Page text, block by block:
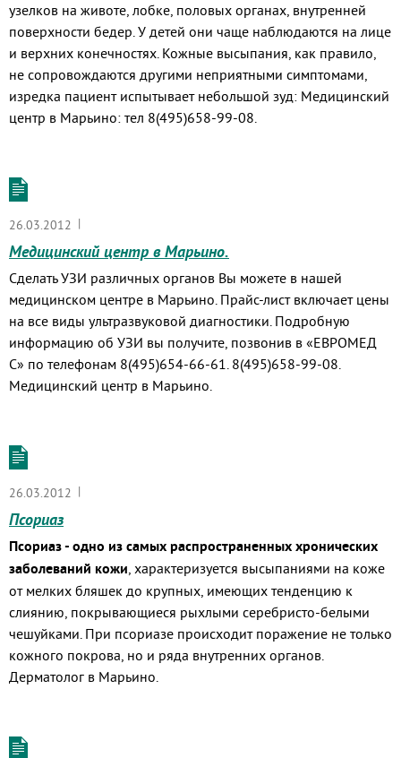
узелков на животе, лобке, половых органах, внутренней
поверхности бедер. У детей они чаще наблюдаются на лице
и верхних конечностях. Кожные высыпания, как правило,
не сопровождаются другими неприятными симптомами,
изредка пациент испытывает небольшой зуд: Медицинский
центр в Марьино: тел 8(495)658-99-08.
26.03.2012 |
Медицинский центр в Марьино.
Сделать УЗИ различных органов Вы можете в нашей
медицинском центре в Марьино. Прайс-лист включает цены
на все виды ультразвуковой диагностики. Подробную
информацию об УЗИ вы получите, позвонив в «ЕВРОМЕД
С» по телефонам 8(495)654-66-61. 8(495)658-99-08.
Медицинский центр в Марьино.
26.03.2012 |
Псориаз
Псориаз - одно из самых распространенных хронических
заболеваний кожи, характеризуется высыпаниями на коже
от мелких бляшек до крупных, имеющих тенденцию к
слиянию, покрывающиеся рыхлыми серебристо-белыми
чешуйками. При псориазе происходит поражение не только
кожного покрова, но и ряда внутренних органов.
Дерматолог в Марьино.